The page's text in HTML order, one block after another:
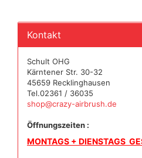
Kontakt
Schult OHG
Kärntener Str. 30-32
45659 Recklinghausen
Tel.02361 / 36035
shop@crazy-airbrush.de
Öffnungszeiten :
MONTAGS + DIENSTAGS